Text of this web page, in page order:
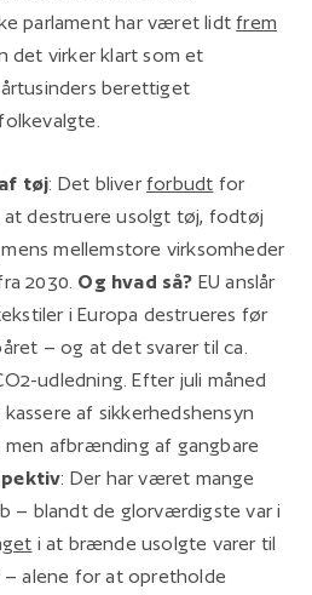
parlament har været lidtfrem
det virker klart som et
berettiget
tøj: Det bliverforbudt for
at destruere usolgt tøj, fodtøj
mellemstore virksomheder
2030. Og hvad så? EU anslår
i Europa destrueres før
– og at det svarer til ca.
udledning. Efter juli måned
af sikkerhedshensyn
men afbrænding af gangbare
: Der har været mange
– blandt de glorværdigste var i
i at brænde usolgte varer til
alene for at opretholde